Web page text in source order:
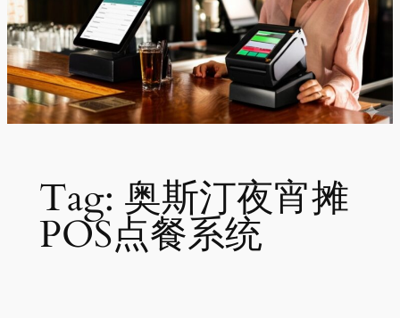
Tag: 奥斯汀夜宵摊
POS点餐系统